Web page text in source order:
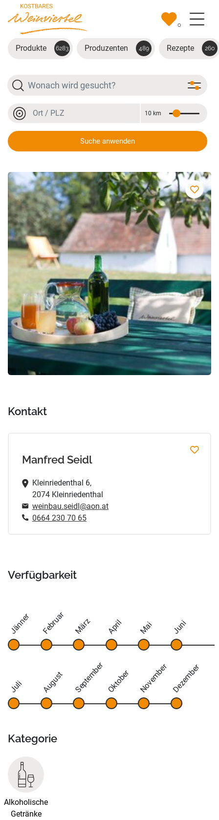
Zum Hauptinhalt springen
0
Produkte 6283 Produzenten 489 Rezepte 260
Suche
Ort oder PLZ
Entfernung
10 km
Suche anwenden
Zweigelt
Kontakt
Manfred Seidl
Kleinriedenthal 6,
2074 Kleinriedenthal
weinbau.seidl@aon.at
0664 230 70 65
Verfügbarkeit
Jänner Februar März April Mai Juni
Juli August September Oktober November Dezember
Kategorie
Alkoholische
Getränke